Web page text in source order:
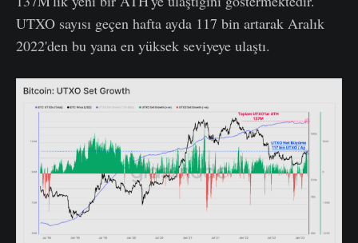
UTXO sayısı geçen hafta ayda 117 bin artarak Aralık
2022'den bu yana en yüksek seviyeye ulaştı.